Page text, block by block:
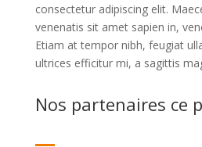
consectetur adipiscing elit.
venenatis sit amet sapien in,
Etiam at tempor nibh, feugiat
ultrices efficitur mi, a sagittis
Nos partenaires ce